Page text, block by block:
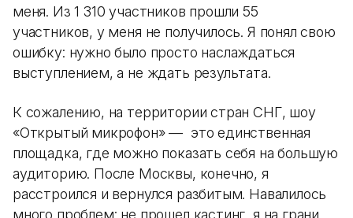
меня. Из 1 310 участников прошли 55
участников, у меня не получилось. Я понял свою
ошибку: нужно было просто наслаждаться
выступлением, а не ждать результата.
К сожалению, на территории стран СНГ, шоу
«Открытый микрофон» — это единственная
площадка, где можно показать себя на большую
аудиторию. После Москвы, конечно, я
расстроился и вернулся разбитым. Навалилось
много проблем: не прошел кастинг, я на грани